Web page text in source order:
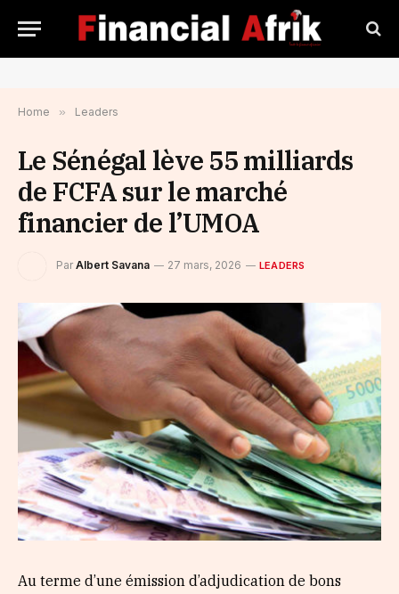
Home » Leaders
Le Sénégal lève 55 milliards
de FCFA sur le marché
financier de l’UMOA
Par Albert Savana 27 mars, 2026 LEADERS
Au terme d’une émission d’adjudication de bons